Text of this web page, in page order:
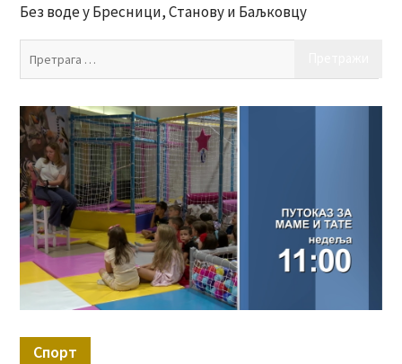
Без воде у Бресници, Станову и Баљковцу
Спорт